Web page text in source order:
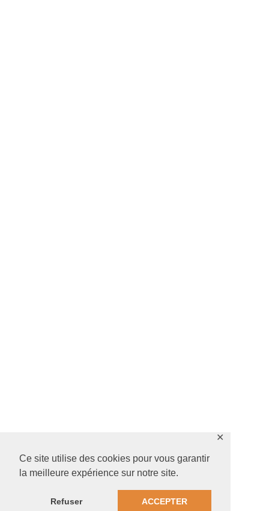
Ce site utilise des cookies pour vous garantir
la meilleure expérience sur notre site.
Refuser ACCEPTER
✕